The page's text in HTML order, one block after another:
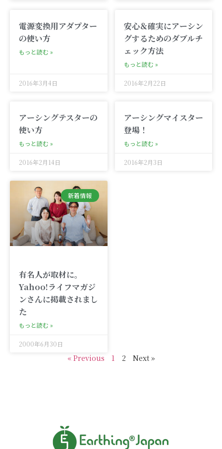
電源変換用アダプター
の使い方
もっと読む »
2016年3月4日
安心＆確実にアーシン
グするためのダブルチ
ェック方法
もっと読む »
2016年2月22日
アーシングテスターの
使い方
もっと読む »
2016年2月14日
アーシングマイスター
登場！
もっと読む »
2016年2月3日
新着情報
有名人が取材に。
Yahoo!ライフマガジ
ンさんに掲載されまし
た
もっと読む »
2000年6月30日
« Previous 1 2 Next »